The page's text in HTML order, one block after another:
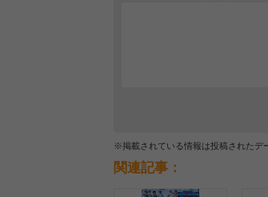
※掲載されている情報は投稿されたデ
関連記事：